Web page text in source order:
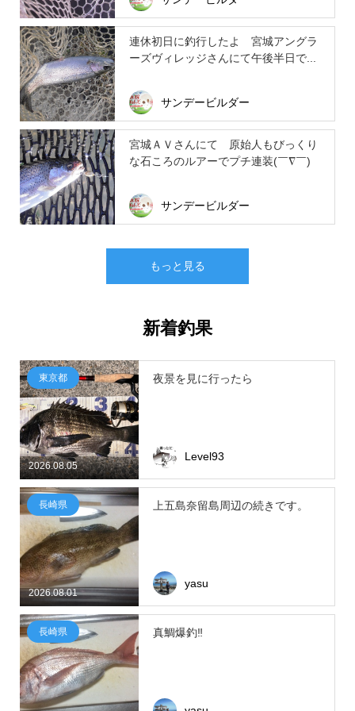
連休初日に釣行したよ 宮城アングラ
ーズヴィレッジさんにて午後半日で...
サンデービルダー
宮城ＡＶさんにて 原始人もびっくり
な石ころのルアーでプチ連装(￣∇￣)
サンデービルダー
もっと見る
新着釣果
2026.08.05
東京都 夜景を見に行ったら
Level93
2026.08.01
長崎県 上五島奈留島周辺の続きです。
yasu
長崎県 真鯛爆釣‼